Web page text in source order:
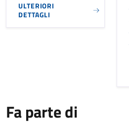
ULTERIORI
DETTAGLI
Fa parte di